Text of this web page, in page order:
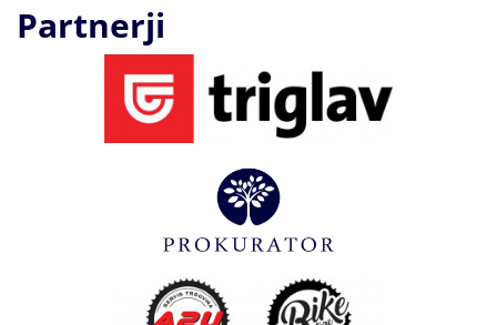
Partnerji